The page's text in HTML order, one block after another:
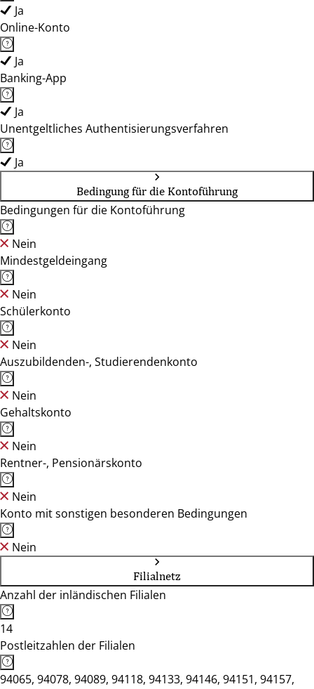
Ja
Online-Konto
Ja
Banking-App
Ja
Unentgeltliches Authentisierungsverfahren
Ja
Bedingung für die Kontoführung
Bedingungen für die Kontoführung
Nein
Mindestgeldeingang
Nein
Schülerkonto
Nein
Auszubildenden-, Studierendenkonto
Nein
Gehaltskonto
Nein
Rentner-, Pensionärskonto
Nein
Konto mit sonstigen besonderen Bedingungen
Nein
Filialnetz
Anzahl der inländischen Filialen
14
Postleitzahlen der Filialen
94065, 94078, 94089, 94118, 94133, 94146, 94151, 94157,